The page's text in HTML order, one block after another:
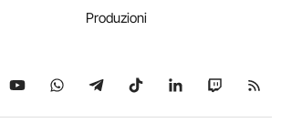
Produzioni
su X
Seguici su YouTube
Seguici su WhatsApp
Seguici su Telegram
Seguici su TikTok
Seguici su
Seguici